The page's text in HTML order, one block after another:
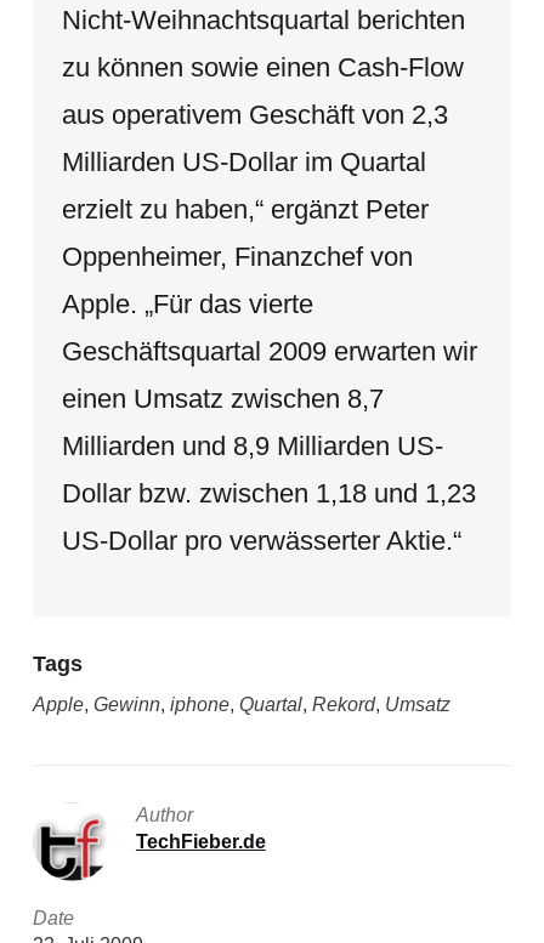
Nicht-Weihnachtsquartal berichten
zu können sowie einen Cash-Flow
aus operativem Geschäft von 2,3
Milliarden US-Dollar im Quartal
erzielt zu haben,“ ergänzt Peter
Oppenheimer, Finanzchef von
Apple. „Für das vierte
Geschäftsquartal 2009 erwarten wir
einen Umsatz zwischen 8,7
Milliarden und 8,9 Milliarden US-
Dollar bzw. zwischen 1,18 und 1,23
US-Dollar pro verwässerter Aktie.“
Tags
Apple, Gewinn, iphone, Quartal, Rekord, Umsatz
Author
TechFieber.de
Date